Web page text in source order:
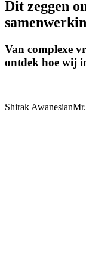
Dit zeggen
Van complexe
ontdek hoe wij
Shirak Awanesian